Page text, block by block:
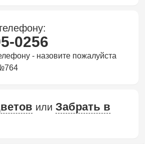
0256
- назовите пожалуйста
или Забрать в